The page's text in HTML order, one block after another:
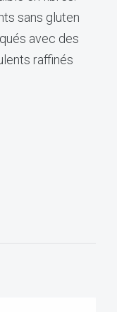
sans gluten
avec des
raffinés